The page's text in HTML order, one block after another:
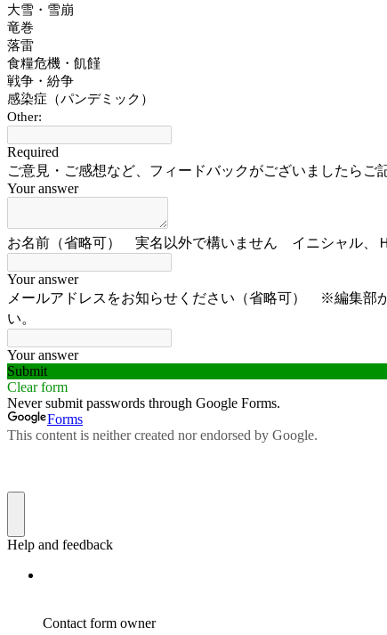
大雪・雪崩
竜巻
落雷
食糧危機・飢饉
戦争・紛争
感染症（パンデミック）
Other:
Required
ご意見・ご感想など、フィードバックがございましたらご
Your answer
お名前（省略可） 実名以外で構いません イニシャル、
Your answer
メールアドレスをお知らせください（省略可） ※編集部
い。
Your answer
Submit
Clear form
Never submit passwords through Google Forms.
Forms
This content is neither created nor endorsed by Google.
Help and feedback
Contact form owner